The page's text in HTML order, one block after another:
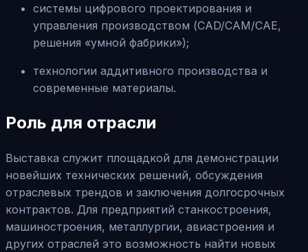
системы цифрового проектирования и
управления производством (CAD/CAM/CAE,
решения «умной фабрики»);
технологии аддитивного производства и
современные материалы.
Роль для отрасли
Выставка служит площадкой для демонстрации
новейших технических решений, обсуждения
отраслевых трендов и заключения долгосрочных
контрактов. Для предприятий станкостроения,
машиностроения, металлургии, авиастроения и
других отраслей это возможность найти новых